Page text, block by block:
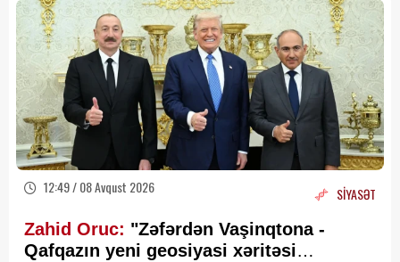
12:49 / 08 Avqust 2026 SİYASƏT
Zahid Oruc: "Zəfərdən Vaşinqtona -
Qafqazın yeni geosiyasi xəritəsi